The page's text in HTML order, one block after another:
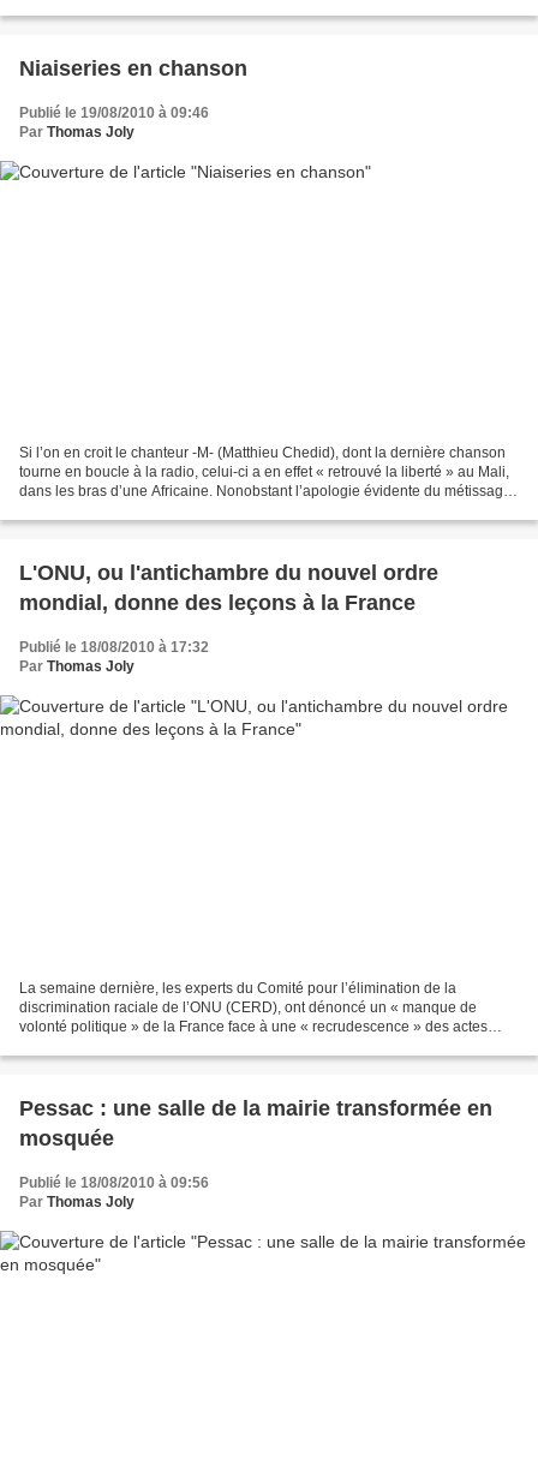
Niaiseries en chanson
Publié le 19/08/2010 à 09:46
Par Thomas Joly
Si l’on en croit le chanteur -M- (Matthieu Chedid), dont la dernière chanson
tourne en boucle à la radio, celui-ci a en effet « retrouvé la liberté » au Mali,
dans les bras d’une Africaine. Nonobstant l’apologie évidente du métissage
L'ONU, ou l'antichambre du nouvel ordre
mondial, donne des leçons à la France
Publié le 18/08/2010 à 17:32
Par Thomas Joly
La semaine dernière, les experts du Comité pour l’élimination de la
discrimination raciale de l’ONU (CERD), ont dénoncé un « manque de
volonté politique » de la France face à une « recrudescence » des actes
Pessac : une salle de la mairie transformée en
mosquée
Publié le 18/08/2010 à 09:56
Par Thomas Joly